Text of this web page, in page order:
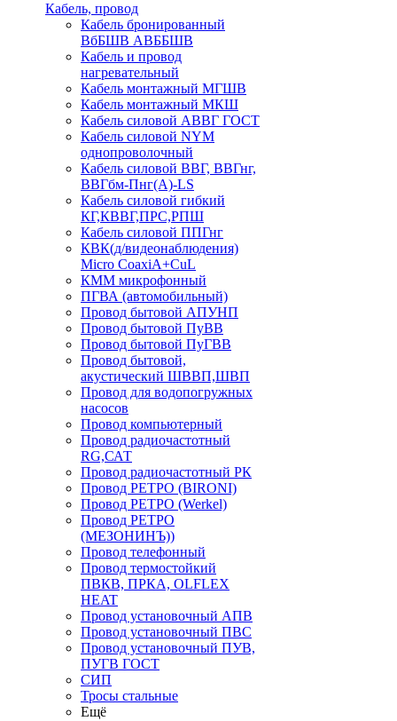
Кабель, провод
Кабель бронированный
ВбБШВ АВББШВ
Кабель и провод
нагревательный
Кабель монтажный МГШВ
Кабель монтажный МКШ
Кабель силовой АВВГ ГОСТ
Кабель силовой NYM
однопроволочный
Кабель силовой ВВГ, ВВГнг,
ВВГбм-Пнг(А)-LS
Кабель силовой гибкий
КГ,КВВГ,ПРС,РПШ
Кабель силовой ППГнг
КВК(д/видеонаблюдения)
Micro CoaxiA+CuL
КММ микрофонный
ПГВА (автомобильный)
Провод бытовой АПУНП
Провод бытовой ПуВВ
Провод бытовой ПуГВВ
Провод бытовой,
акустический ШВВП,ШВП
Провод для водопогружных
насосов
Провод компьютерный
Провод радиочастотный
RG,САТ
Провод радиочастотный РК
Провод РЕТРО (BIRONI)
Провод РЕТРО (Werkel)
Провод РЕТРО
(МЕЗОНИНЪ))
Провод телефонный
Провод термостойкий
ПВКВ, ПРКА, OLFLEX
HEAT
Провод установочный АПВ
Провод установочный ПВС
Провод установочный ПУВ,
ПУГВ ГОСТ
СИП
Тросы стальные
Ещё